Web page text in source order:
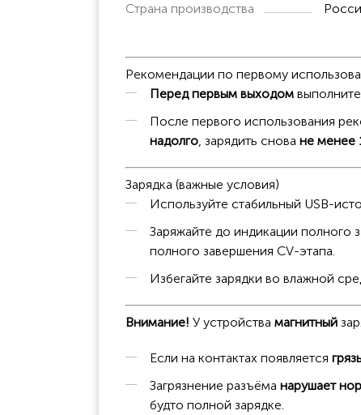
Страна производства
Рекомендации по первому
Перед первым выходом
После первого использования
надолго, зарядить снова не менее
Зарядка (важные условия)
Используйте стабильный USB-
Заряжайте до индикации полного
полного завершения CV-этапа.
Избегайте зарядки во влажной
Внимание! У устройства магнитный
Если на контактах появляется
Загрязнение разъёма нарушает
будто полной зарядке.